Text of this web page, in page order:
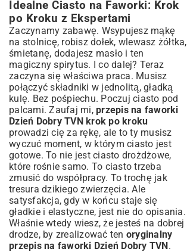
Idealne Ciasto na Faworki: Krok
po Kroku z Ekspertami
Zaczynamy zabawę. Wsypujesz mąkę
na stolnicę, robisz dołek, wlewasz żółtka,
śmietanę, dodajesz masło i ten
magiczny spirytus. I co dalej? Teraz
zaczyna się właściwa praca. Musisz
połączyć składniki w jednolitą, gładką
kulę. Bez pośpiechu. Poczuj ciasto pod
palcami. Zaufaj mi, przepis na faworki
Dzień Dobry TVN krok po kroku
prowadzi cię za rękę, ale to ty musisz
wyczuć moment, w którym ciasto jest
gotowe. To nie jest ciasto drożdżowe,
które rośnie samo. To ciasto trzeba
zmusić do współpracy. To trochę jak
tresura dzikiego zwierzęcia. Ale
satysfakcja, gdy w końcu staje się
gładkie i elastyczne, jest nie do opisania.
Właśnie wtedy wiesz, że jesteś na dobrej
drodze, by zrealizować ten oryginalny
przepis na faworki Dzień Dobry TVN.